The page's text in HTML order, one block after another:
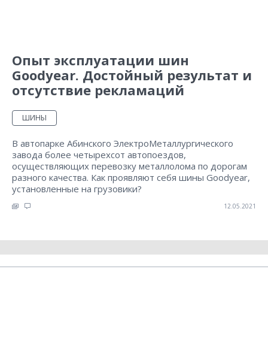
Опыт эксплуатации шин
Goodyear. Достойный результат и
отсутствие рекламаций
ШИНЫ
В автопарке Абинского ЭлектроМеталлургического
завода более четырехсот автопоездов,
осуществляющих перевозку металлолома по дорогам
разного качества. Как проявляют себя шины Goodyear,
установленные на грузовики?
12.05.2021